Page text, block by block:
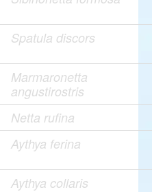
Spatula discors
Marmaronetta
angustirostris
Netta rufina
Aythya ferina
Aythya collaris